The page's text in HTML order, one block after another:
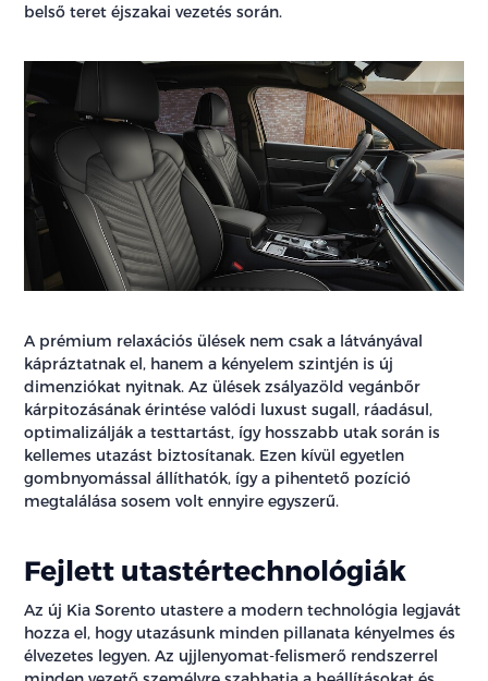
belső teret éjszakai vezetés során.
A prémium relaxációs ülések nem csak a látványával
kápráztatnak el, hanem a kényelem szintjén is új
dimenziókat nyitnak. Az ülések zsályazöld vegánbőr
kárpitozásának érintése valódi luxust sugall, ráadásul,
optimalizálják a testtartást, így hosszabb utak során is
kellemes utazást biztosítanak. Ezen kívül egyetlen
gombnyomással állíthatók, így a pihentető pozíció
megtalálása sosem volt ennyire egyszerű.
Fejlett utastértechnológiák
Az új Kia Sorento utastere a modern technológia legjavát
hozza el, hogy utazásunk minden pillanata kényelmes és
élvezetes legyen. Az ujjlenyomat-felismerő rendszerrel